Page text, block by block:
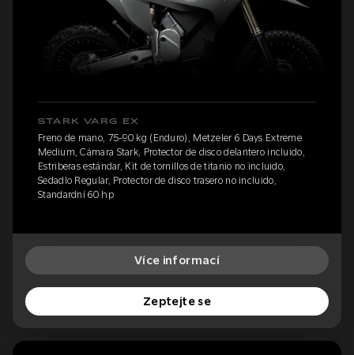
STARK VARG EX
Freno de mano, 75-90 kg (Enduro), Metzeler 6 Days Extreme
Medium, Cámara Stark, Protector de disco delantero incluido,
Estriberas estándar, Kit de tornillos de titanio no incluido,
Sedadlo Regular, Protector de disco trasero no incluido,
Standardní 60 hp
Více informací
Zeptejte se